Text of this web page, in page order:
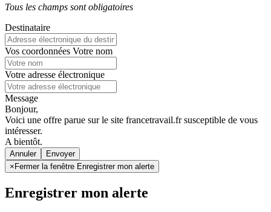
Tous les champs sont obligatoires
Destinataire
Vos coordonnées Votre nom
Votre adresse électronique
Message
Bonjour,
Voici une offre parue sur le site francetravail.fr susceptible de vous
intéresser.
A bientôt.
Annuler
× Fermer la fenêtre Enregistrer mon alerte
Enregistrer mon alerte